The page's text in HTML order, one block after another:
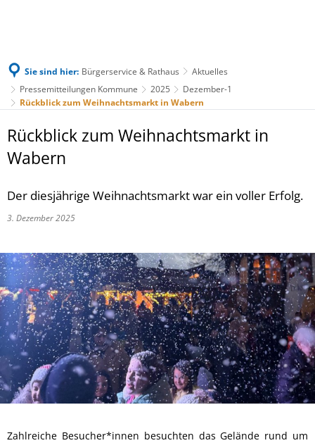
Sie sind hier: Bürgerservice & Rathaus
Aktuelles
Pressemitteilungen Kommune
2025
Dezember-1
Rückblick zum Weihnachtsmarkt in Wabern
Rückblick zum Weihnachtsmarkt in
Wabern
Der diesjährige Weihnachtsmarkt war ein voller Erfolg.
3. Dezember 2025
Zahlreiche Besucher*innen besuchten das Gelände rund um